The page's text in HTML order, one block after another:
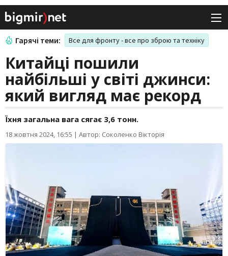
Гарячі теми: Все для фронту - все про зброю та техніку
Китайці пошили
найбільші у світі джинси:
який вигляд має рекорд
Їхня загальна вага сягає 3,6 тонн.
18 жовтня 2024, 16:55 | Автор: Соколенко Вікторія